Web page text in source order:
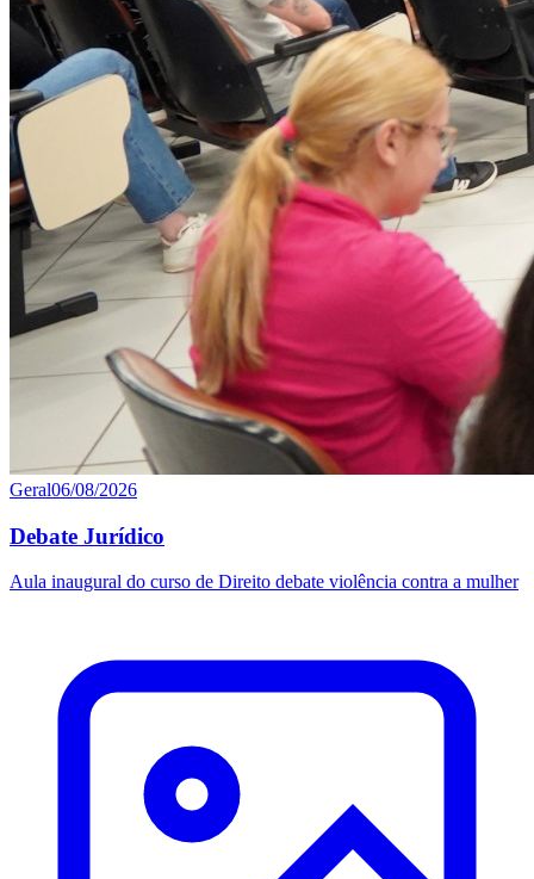
Geral06/08/2026
Debate Jurídico
Aula inaugural do curso de Direito debate violência contra a mulher